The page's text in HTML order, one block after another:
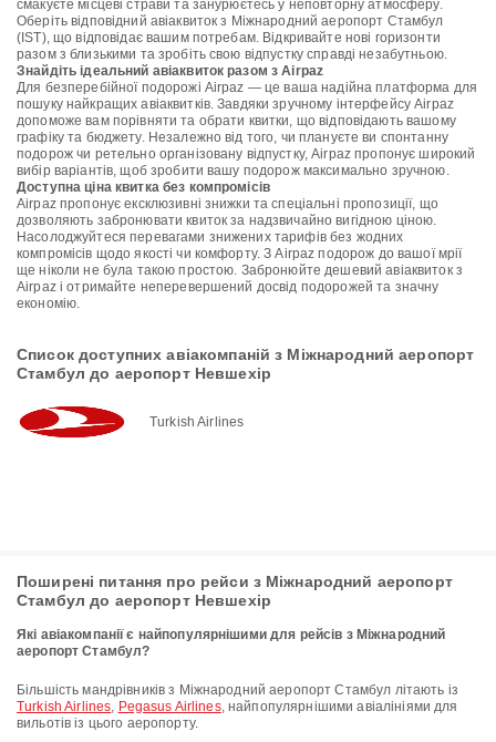
смакуєте місцеві страви та занурюєтесь у неповторну атмосферу.
Оберіть відповідний авіаквиток з Міжнародний аеропорт Стамбул
(IST), що відповідає вашим потребам. Відкривайте нові горизонти
разом з близькими та зробіть свою відпустку справді незабутньою.
Знайдіть ідеальний авіаквиток разом з Airpaz
Для безперебійної подорожі Airpaz — це ваша надійна платформа для
пошуку найкращих авіаквитків. Завдяки зручному інтерфейсу Airpaz
допоможе вам порівняти та обрати квитки, що відповідають вашому
графіку та бюджету. Незалежно від того, чи плануєте ви спонтанну
подорож чи ретельно організовану відпустку, Airpaz пропонує широкий
вибір варіантів, щоб зробити вашу подорож максимально зручною.
Доступна ціна квитка без компромісів
Airpaz пропонує ексклюзивні знижки та спеціальні пропозиції, що
дозволяють забронювати квиток за надзвичайно вигідною ціною.
Насолоджуйтеся перевагами знижених тарифів без жодних
компромісів щодо якості чи комфорту. З Airpaz подорож до вашої мрії
ще ніколи не була такою простою. Забронюйте дешевий авіаквиток з
Airpaz і отримайте неперевершений досвід подорожей та значну
економію.
Список доступних авіакомпаній з Міжнародний аеропорт
Стамбул до аеропорт Невшехір
Turkish Airlines
Поширені питання про рейси з Міжнародний аеропорт
Стамбул до аеропорт Невшехір
Які авіакомпанії є найпопулярнішими для рейсів з Міжнародний
аеропорт Стамбул?
Більшість мандрівників з Міжнародний аеропорт Стамбул літають із
Turkish Airlines, Pegasus Airlines, найпопулярнішими авіалініями для
вильотів із цього аеропорту.